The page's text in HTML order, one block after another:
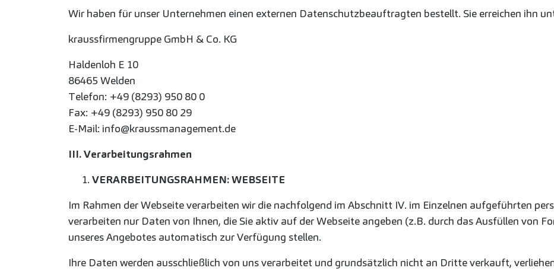
Wir haben für unser Unternehmen einen externen Datenschutzbeauftragten bestellt. Sie erreichen ihn
kraussfirmengruppe GmbH & Co. KG
Haldenloh E 10
86465 Welden
Telefon: +49 (8293) 950 80 0
Fax: +49 (8293) 950 80 29
E-Mail: info@kraussmanagement.de
III. Verarbeitungsrahmen
VERARBEITUNGSRAHMEN: WEBSEITE
Im Rahmen der Webseite verarbeiten wir die nachfolgend im Abschnitt IV. im Einzelnen aufgeführten
verarbeiten nur Daten von Ihnen, die Sie aktiv auf der Webseite angeben (z.B. durch das Ausfüllen von
unseres Angebotes automatisch zur Verfügung stellen.
Ihre Daten werden ausschließlich von uns verarbeitet und grundsätzlich nicht an Dritte verkauft,